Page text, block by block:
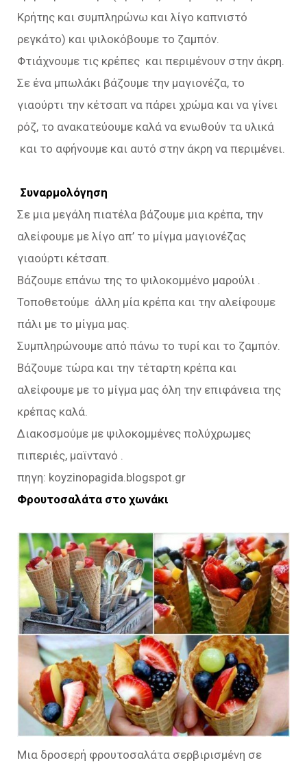
Κρήτης και συμπληρώνω και λίγο καπνιστό
ρεγκάτο) και ψιλοκόβουμε το ζαμπόν.
Φτιάχνουμε τις κρέπες και περιμένουν στην άκρη.
Σε ένα μπωλάκι βάζουμε την μαγιονέζα, το
γιαούρτι την κέτσαπ να πάρει χρώμα και να γίνει
ρόζ, το ανακατεύουμε καλά να ενωθούν τα υλικά
και το αφήνουμε και αυτό στην άκρη να περιμένει.
Συναρμολόγηση
Σε μια μεγάλη πιατέλα βάζουμε μια κρέπα, την
αλείφουμε με λίγο απ’ το μίγμα μαγιονέζας
γιαούρτι κέτσαπ.
Βάζουμε επάνω της το ψιλοκομμένο μαρούλι .
Τοποθετούμε άλλη μία κρέπα και την αλείφουμε
πάλι με το μίγμα μας.
Συμπληρώνουμε από πάνω το τυρί και το ζαμπόν.
Βάζουμε τώρα και την τέταρτη κρέπα και
αλείφουμε με το μίγμα μας όλη την επιφάνεια της
κρέπας καλά.
Διακοσμούμε με ψιλοκομμένες πολύχρωμες
πιπεριές, μαϊντανό .
πηγη: koyzinopagida.blogspot.gr
Φρουτοσαλάτα στο χωνάκι
Μια δροσερή φρουτοσαλάτα σερβιρισμένη σε